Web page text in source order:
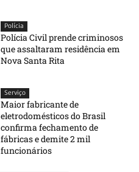
Polícia
Polícia Civil prende criminosos
que assaltaram residência em
Nova Santa Rita
Serviço
Maior fabricante de
eletrodomésticos do Brasil
confirma fechamento de
fábricas e demite 2 mil
funcionários